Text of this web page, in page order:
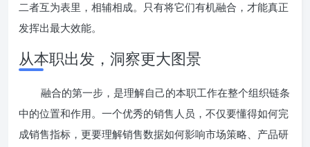
二者互为表里，相辅相成。只有将它们有机融合，才能真正
发挥出最大效能。
从本职出发，洞察更大图景
融合的第一步，是理解自己的本职工作在整个组织链条
中的位置和作用。一个优秀的销售人员，不仅要懂得如何完
成销售指标，更要理解销售数据如何影响市场策略、产品研